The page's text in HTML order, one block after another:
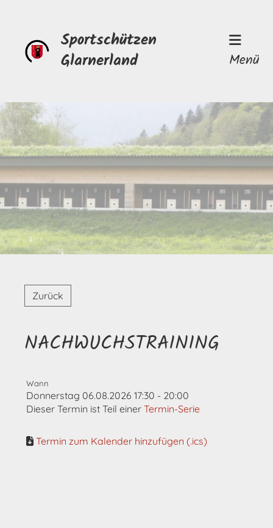
Sportschützen
Glarnerland
Menü
Zurück
NACHWUCHSTRAINING
Wann
Donnerstag 06.08.2026 17:30 - 20:00
Dieser Termin ist Teil einer Termin-Serie
Termin zum Kalender hinzufügen (.ics)